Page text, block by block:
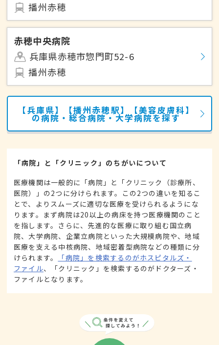
播州赤穂
赤穂中央病院
兵庫県赤穂市惣門町52-6
播州赤穂
【兵庫県】【播州赤穂駅】【美容皮膚科】
の病院・総合病院・大学病院を探す
「病院」と「クリニック」のちがいについて
医療機関は一般的に「病院」と「クリニック（診療所、
医院）」の2つに分けられます。この2つの違いを知るこ
とで、よりスムーズに適切な医療を受けられるようにな
ります。まず病院は20以上の病床を持つ医療機関のこと
を指します。さらに、先進的な医療に取り組む国立病
院、大学病院、企業立病院といった大規模病院や、地域
医療を支える中核病院、地域密着型病院などの種類に分
けられます。
「病院」を検索するのがホスピタルズ・
ファイル、「クリニック」を検索するのがドクターズ・
ファイルとなります。